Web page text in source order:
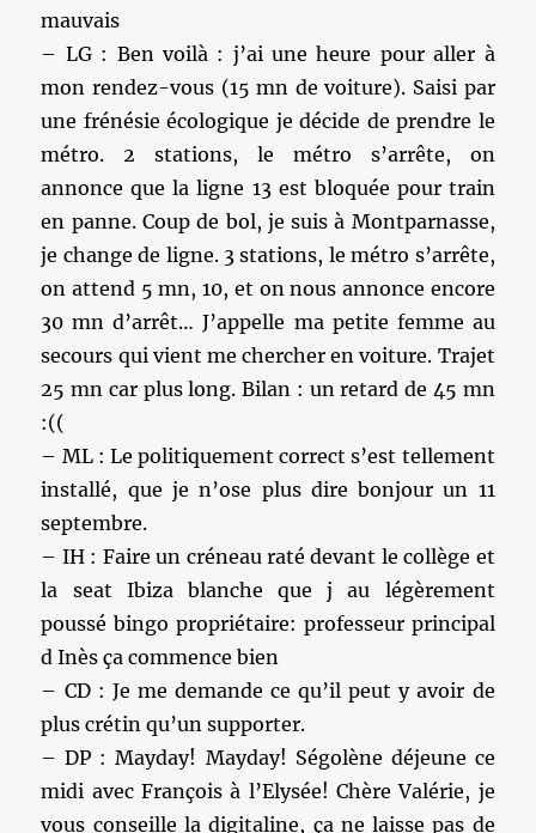
mauvais
– LG : Ben voilà : j’ai une heure pour aller à
mon rendez-vous (15 mn de voiture). Saisi par
une frénésie écologique je décide de prendre le
métro. 2 stations, le métro s’arrête, on
annonce que la ligne 13 est bloquée pour train
en panne. Coup de bol, je suis à Montparnasse,
je change de ligne. 3 stations, le métro s’arrête,
on attend 5 mn, 10, et on nous annonce encore
30 mn d’arrêt… J’appelle ma petite femme au
secours qui vient me chercher en voiture. Trajet
25 mn car plus long. Bilan : un retard de 45 mn
:((
– ML : Le politiquement correct s’est tellement
installé, que je n’ose plus dire bonjour un 11
septembre.
– IH : Faire un créneau raté devant le collège et
la seat Ibiza blanche que j au légèrement
poussé bingo propriétaire: professeur principal
d Inès ça commence bien
– CD : Je me demande ce qu’il peut y avoir de
plus crétin qu’un supporter.
– DP : Mayday! Mayday! Ségolène déjeune ce
midi avec François à l’Elysée! Chère Valérie, je
vous conseille la digitaline, ça ne laisse pas de